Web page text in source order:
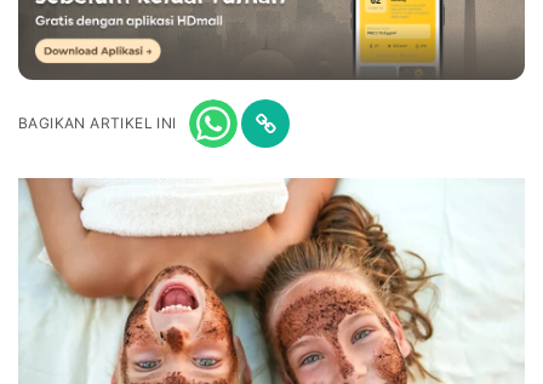
BAGIKAN ARTIKEL INI